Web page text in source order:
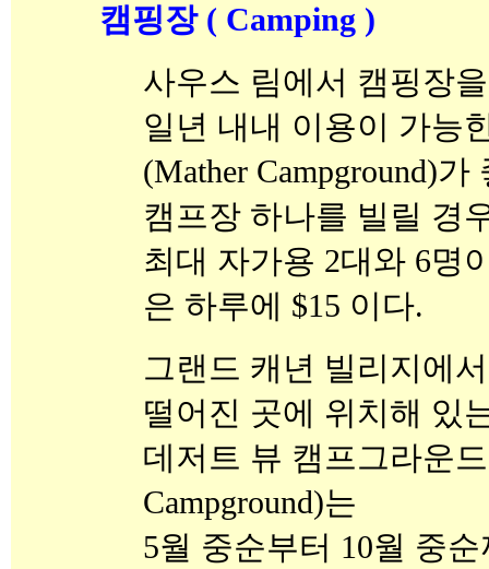
캠핑장 ( Camping )
사우스 림에서 캠핑장
일년 내내 이용이 가능
(Mather Campground)가
캠프장 하나를 빌릴 경
최대 자가용 2대와 6명
은 하루에 $15 이다.
그랜드 캐년 빌리지에
떨어진 곳에 위치해 있
데저트 뷰 캠프그라운
Campground)는
5월 중순부터 10월 중